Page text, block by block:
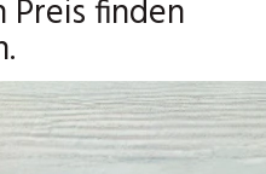
finden